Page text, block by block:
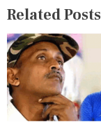
i
o
n
Related Posts